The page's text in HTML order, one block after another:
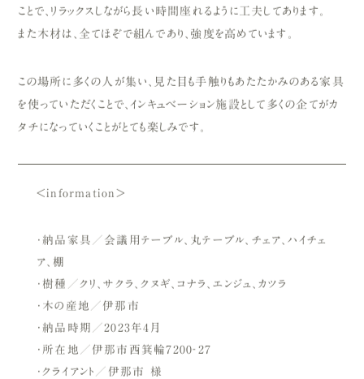
ことで、リラックスしながら長い時間座れるように工夫してあります。
また木材は、全てほぞで組んであり、強度を高めています。
この場所に多くの人が集い、見た目も手触りもあたたかみのある家具
を使っていただくことで、インキュベーション施設として多くの企てがカ
タチになっていくことがとても楽しみです。
＜information＞
・納品家具／会議用テーブル、丸テーブル、チェア、ハイチェ
ア、棚
・樹種／クリ、サクラ、クヌギ、コナラ、エンジュ、カツラ
・木の産地／伊那市
・納品時期／2023年4月
・所在地／伊那市西箕輪7200‐27
・クライアント／伊那市 様